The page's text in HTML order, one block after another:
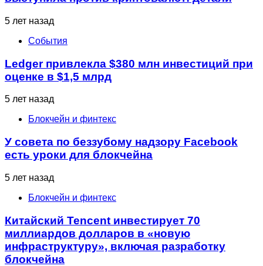
5 лет назад
События
Ledger привлекла $380 млн инвестиций при
оценке в $1,5 млрд
5 лет назад
Блокчейн и финтекс
У совета по беззубому надзору Facebook
есть уроки для блокчейна
5 лет назад
Блокчейн и финтекс
Китайский Tencent инвестирует 70
миллиардов долларов в «новую
инфраструктуру», включая разработку
блокчейна